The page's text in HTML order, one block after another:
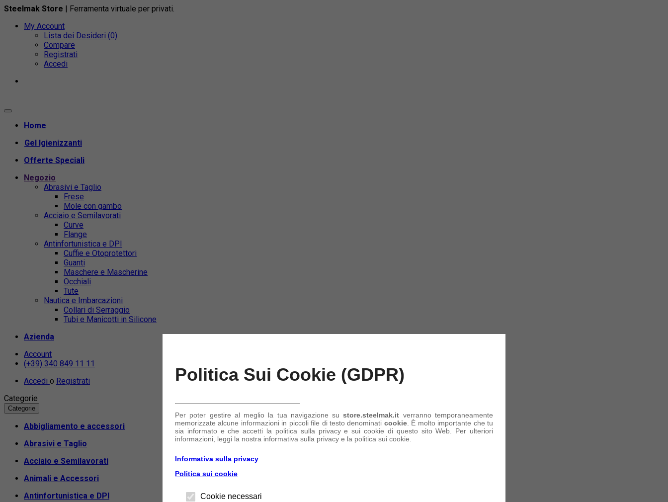
Steelmak Store | Ferramenta virtuale per privati.
My Account
Lista dei Desideri (0)
Compare
Registrati
Accedi
Home
Gel Igienizzanti
Offerte Speciali
Negozio
Abrasivi e Taglio
Frese
Mole con gambo
Acciaio e Semilavorati
Curve
Flange
Antinfortunistica e DPI
Cuffie e Otoprotettori
Guanti
Maschere e Mascherine
Occhiali
Tute
Nautica e Imbarcazioni
Collari di Serraggio
Tubi e Manicotti in Silicone
Azienda
Account
(+39) 340 849 11 11
Accedi o Registrati
Categorie
Categorie
Abbigliamento e accessori
Abrasivi e Taglio
Acciaio e Semilavorati
Animali e Accessori
Antinfortunistica e DPI
Politica Sui Cookie (GDPR)
Per poter gestire al meglio la tua navigazione sustore.steelmak.it verranno temporaneamente
memorizzate alcune informazioni in piccoli file di testo denominati cookie. È molto importante che tu
sia informato e che accetti la politica sulla privacy e sui cookie di questo sito Web. Per ulteriori
informazioni, leggi la nostra informativa sulla privacy e la politica sui cookie.
Informativa sulla privacy
Politica sui cookie
Cookie necessari